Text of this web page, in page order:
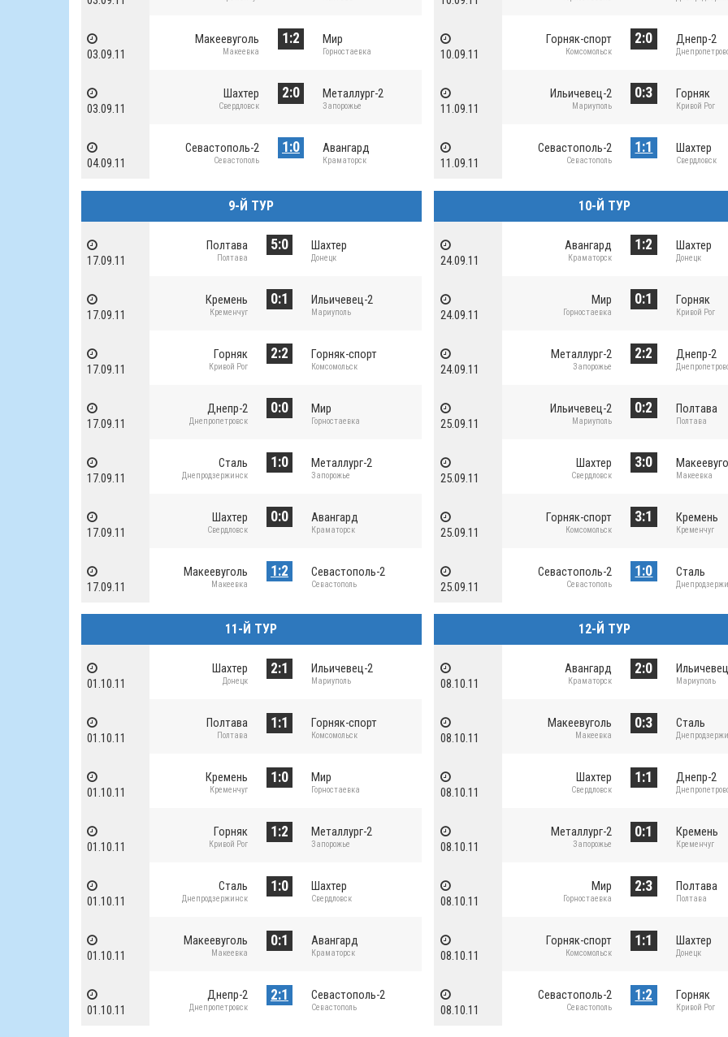
03.09.11
Макеевуголь
Макеевка
1:2 Мир
Горностаевка
03.09.11
Шахтер
Свердловск
2:0 Металлург-2
Запорожье
04.09.11
Севастополь-2
Севастополь
1:0 Авангард
Краматорск
10.09.11
Горняк-спорт
Комсомольск
2:0 Днепр-2
11.09.11
Ильичевец-2
Мариуполь
0:3 Горняк
Кривой Рог
11.09.11
Севастополь-2
Севастополь
1:1 Шахтер
Свердловск
9-Й ТУР
17.09.11
Полтава
Полтава
5:0 Шахтер
Донецк
17.09.11
Кремень
Кременчуг
0:1 Ильичевец-2
Мариуполь
17.09.11
Горняк
Кривой Рог
2:2 Горняк-спорт
Комсомольск
17.09.11
Днепр-2
Днепропетровск
0:0 Мир
Горностаевка
17.09.11
Сталь
Днепродзержинск
1:0 Металлург-2
Запорожье
17.09.11
Шахтер
Свердловск
0:0 Авангард
Краматорск
17.09.11
Макеевуголь
Макеевка
1:2 Севастополь-2
Севастополь
10-Й ТУР
24.09.11
Авангард
Краматорск
1:2 Шахтер
Донецк
24.09.11
Мир
Горностаевка
0:1 Горняк
Кривой Рог
24.09.11
Металлург-2
Запорожье
2:2 Днепр-2
25.09.11
Ильичевец-2
Мариуполь
0:2 Полтава
Полтава
25.09.11
Шахтер
Свердловск
3:0
Макеевка
25.09.11
Горняк-спорт
Комсомольск
3:1 Кремень
Кременчуг
25.09.11
Севастополь-2
Севастополь
1:0 Сталь
11-Й ТУР
01.10.11
Шахтер
Донецк
2:1 Ильичевец-2
Мариуполь
01.10.11
Полтава
Полтава
1:1 Горняк-спорт
Комсомольск
01.10.11
Кремень
Кременчуг
1:0 Мир
Горностаевка
01.10.11
Горняк
Кривой Рог
1:2 Металлург-2
Запорожье
01.10.11
Сталь
Днепродзержинск
1:0 Шахтер
Свердловск
01.10.11
Макеевуголь
Макеевка
0:1 Авангард
Краматорск
01.10.11
Днепр-2
Днепропетровск
2:1 Севастополь-2
Севастополь
12-Й ТУР
08.10.11
Авангард
Краматорск
2:0
Мариуполь
08.10.11
Макеевуголь
Макеевка
0:3 Сталь
08.10.11
Шахтер
Свердловск
1:1 Днепр-2
08.10.11
Металлург-2
Запорожье
0:1 Кремень
Кременчуг
08.10.11
Мир
Горностаевка
2:3 Полтава
Полтава
08.10.11
Горняк-спорт
Комсомольск
1:1 Шахтер
Донецк
08.10.11
Севастополь-2
Севастополь
1:2 Горняк
Кривой Рог